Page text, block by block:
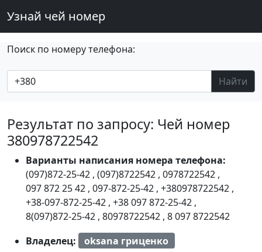
Узнай чей номер
Поиск по номеру телефона:
Найти
Результат по запросу: Чей номер
380978722542
Варианты написания номера телефона:
(097)872-25-42 , (097)8722542 , 0978722542 ,
097 872 25 42 , 097-872-25-42 , +380978722542 ,
+38-097-872-25-42 , +38 097 872-25-42 ,
8(097)872-25-42 , 80978722542 , 8 097 8722542
Владелец:
oksana гриценко